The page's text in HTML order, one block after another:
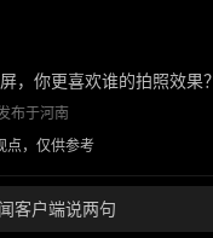
，你更喜欢谁的拍照效果？
布于河南
点，仅供参考
客户端说两句